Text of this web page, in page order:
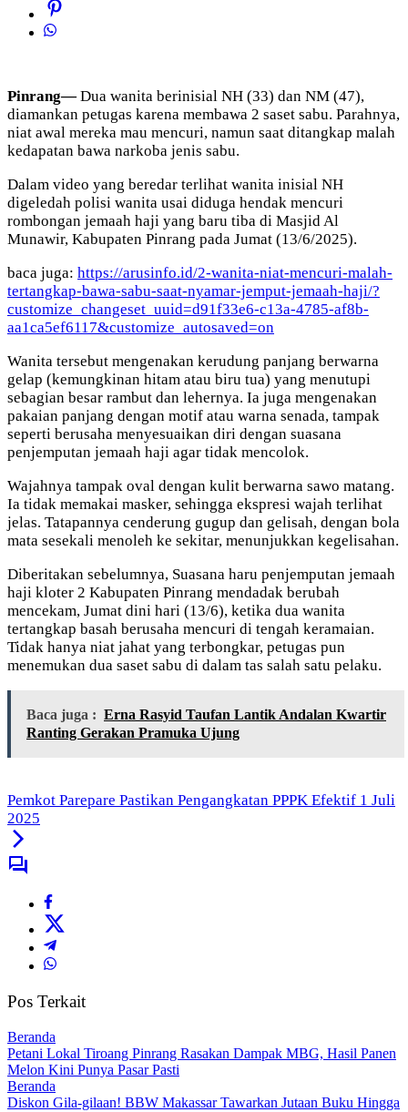
Pinrang—Dua wanita berinisial NH (33) dan NM (47),
diamankan petugas karena membawa 2 saset sabu. Parahnya,
niat awal mereka mau mencuri, namun saat ditangkap malah
kedapatan bawa narkoba jenis sabu.
Dalam video yang beredar terlihat wanita inisial NH
digeledah polisi wanita usai diduga hendak mencuri
rombongan jemaah haji yang baru tiba di Masjid Al
Munawir, Kabupaten Pinrang pada Jumat (13/6/2025).
baca juga: https://arusinfo.id/2-wanita-niat-mencuri-malah-
tertangkap-bawa-sabu-saat-nyamar-jemput-jemaah-haji/?
customize_changeset_uuid=d91f33e6-c13a-4785-af8b-
aa1ca5ef6117&customize_autosaved=on
Wanita tersebut mengenakan kerudung panjang berwarna
gelap (kemungkinan hitam atau biru tua) yang menutupi
sebagian besar rambut dan lehernya. Ia juga mengenakan
pakaian panjang dengan motif atau warna senada, tampak
seperti berusaha menyesuaikan diri dengan suasana
penjemputan jemaah haji agar tidak mencolok.
Wajahnya tampak oval dengan kulit berwarna sawo matang.
Ia tidak memakai masker, sehingga ekspresi wajah terlihat
jelas. Tatapannya cenderung gugup dan gelisah, dengan bola
mata sesekali menoleh ke sekitar, menunjukkan kegelisahan.
Diberitakan sebelumnya, Suasana haru penjemputan jemaah
haji kloter 2 Kabupaten Pinrang mendadak berubah
mencekam, Jumat dini hari (13/6), ketika dua wanita
tertangkap basah berusaha mencuri di tengah keramaian.
Tidak hanya niat jahat yang terbongkar, petugas pun
menemukan dua saset sabu di dalam tas salah satu pelaku.
Baca juga : Erna Rasyid Taufan Lantik Andalan Kwartir
Ranting Gerakan Pramuka Ujung
Pemkot Parepare Pastikan Pengangkatan PPPK Efektif 1 Juli
2025
Pos Terkait
Beranda
Petani Lokal Tiroang Pinrang Rasakan Dampak MBG, Hasil Panen
Melon Kini Punya Pasar Pasti
Beranda
Diskon Gila-gilaan! BBW Makassar Tawarkan Jutaan Buku Hingga